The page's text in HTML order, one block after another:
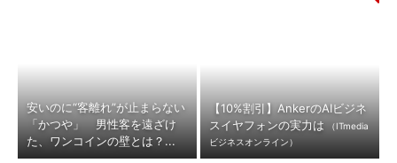
安いのに“客離れ”が止まらない
「かつや」 男性客を遠ざけ
た、ワンコインの壁とは？...
【10%割引】AnkerのAIビジネ
スイヤフォンの実力は
（ITmedia
ビジネスオンライン）